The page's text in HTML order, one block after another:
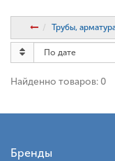
Трубы,
Найденно товаров: 0
Бренды